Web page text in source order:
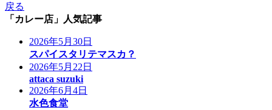
戻る
「カレー店」人気記事
2026年5月30日
スパイスタリテマスカ？
2026年5月22日
attaca suzuki
2026年6月4日
水色食堂